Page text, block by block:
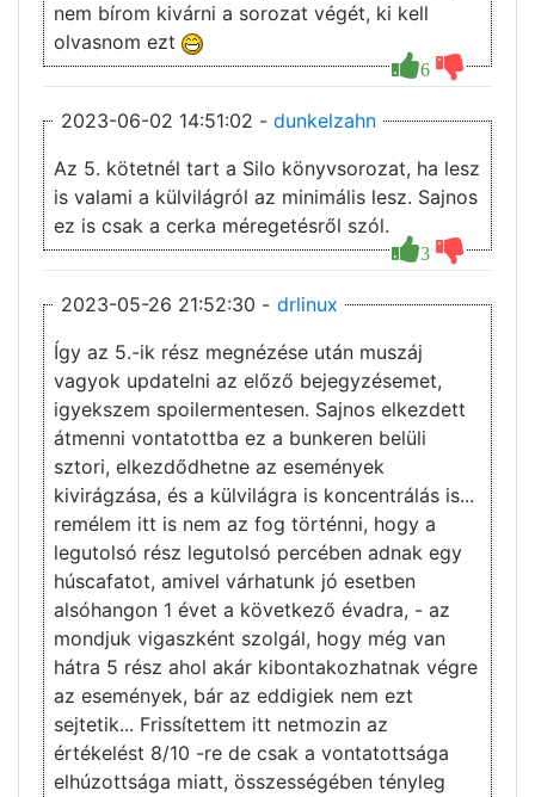
6
nem bírom kivárni a sorozat végét, ki kell
olvasnom ezt
2023-06-02 14:51:02 - dunkelzahn
3
Az 5. kötetnél tart a Silo könyvsorozat, ha lesz
is valami a külvilágról az minimális lesz. Sajnos
ez is csak a cerka méregetésről szól.
2023-05-26 21:52:30 - drlinux
Így az 5.-ik rész megnézése után muszáj
vagyok updatelni az előző bejegyzésemet,
igyekszem spoilermentesen. Sajnos elkezdett
átmenni vontatottba ez a bunkeren belüli
sztori, elkezdődhetne az események
kivirágzása, és a külvilágra is koncentrálás is...
remélem itt is nem az fog történni, hogy a
legutolsó rész legutolsó percében adnak egy
húscafatot, amivel várhatunk jó esetben
alsóhangon 1 évet a következő évadra, - az
mondjuk vigaszként szolgál, hogy még van
hátra 5 rész ahol akár kibontakozhatnak végre
az események, bár az eddigiek nem ezt
sejtetik... Frissítettem itt netmozin az
értékelést 8/10 -re de csak a vontatottsága
elhúzottsága miatt, összességében tényleg